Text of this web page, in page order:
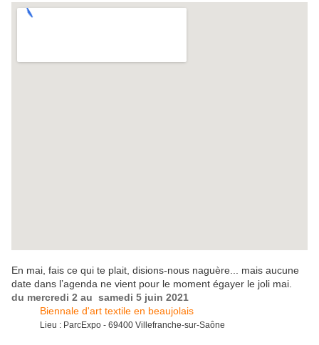
En mai, fais ce qui te plait, disions-nous naguère... mais aucune
date dans l’agenda ne vient pour le moment égayer le joli mai.
du mercredi 2 au samedi 5 juin 2021
Biennale d'art textile en beaujolais
Lieu : ParcExpo - 69400 Villefranche-sur-Saône